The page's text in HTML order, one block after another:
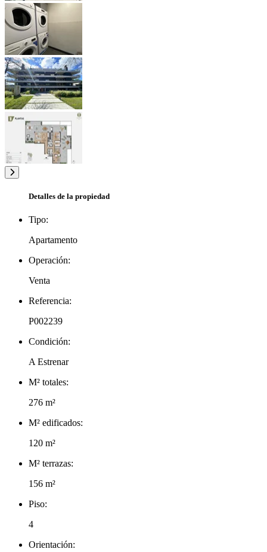
Detalles de la propiedad
Tipo:
Apartamento
Operación:
Venta
Referencia:
P002239
Condición:
A Estrenar
M² totales:
276 m²
M² edificados:
120 m²
M² terrazas:
156 m²
Piso:
4
Orientación: